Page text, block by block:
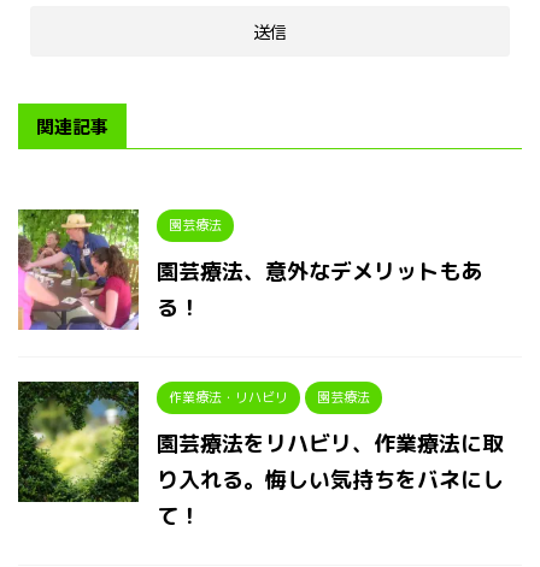
関連記事
園芸療法
園芸療法、意外なデメリットもあ
る！
作業療法・リハビリ 園芸療法
園芸療法をリハビリ、作業療法に取
り入れる。悔しい気持ちをバネにし
て！